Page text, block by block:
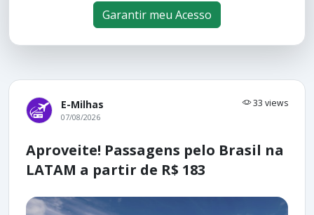
Garantir meu Acesso
E-Milhas 33 views
07/08/2026
Aproveite! Passagens pelo Brasil na
LATAM a partir de R$ 183